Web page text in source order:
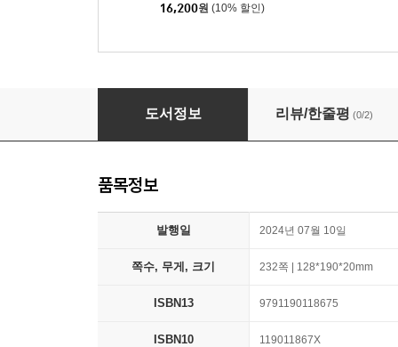
16,200원 (10% 할인)
파리가 사랑한 카페
도서정보 리뷰/한줄평 (0/2)
품목정보
발행일 2024년 07월 10일
쪽수, 무게, 크기 232쪽 | 128*190*20mm
ISBN13 9791190118675
ISBN10 119011867X